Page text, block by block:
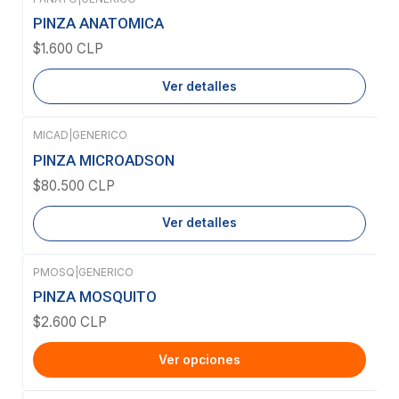
Agotado
PINZA ANATOMICA
$1.600 CLP
Ver detalles
Agotado
MICAD GENERICO
PINZA MICROADSON
$80.500 CLP
Ver detalles
PMOSQ GENERICO
PINZA MOSQUITO
$2.600 CLP
Ver opciones